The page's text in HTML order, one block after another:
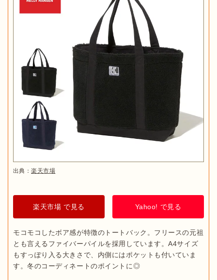
出典：楽天市場
楽天市場 で見る Yahoo! で見る
モコモコしたボア感が特徴のトートバック。フリースの元祖
とも言えるファイバーパイルを採用しています。A4サイズ
もすっぽり入る大きさで、内側にはポケットも付いていま
す。冬のコーディネートのポイントに◎